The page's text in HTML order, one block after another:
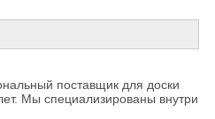
поставщик для доски
Мы специализированы внутри